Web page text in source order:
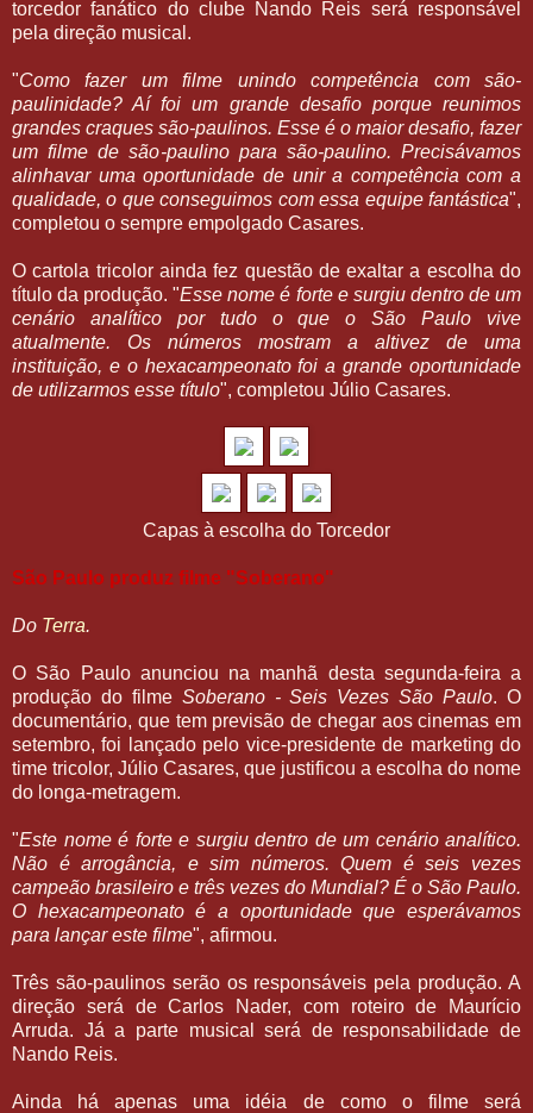
torcedor fanático do clube Nando Reis será responsável
pela direção musical.
"Como fazer um filme unindo competência com são-
paulinidade? Aí foi um grande desafio porque reunimos
grandes craques são-paulinos. Esse é o maior desafio, fazer
um filme de são-paulino para são-paulino. Precisávamos
alinhavar uma oportunidade de unir a competência com a
qualidade, o que conseguimos com essa equipe fantástica",
completou o sempre empolgado Casares.
O cartola tricolor ainda fez questão de exaltar a escolha do
título da produção. "Esse nome é forte e surgiu dentro de um
cenário analítico por tudo o que o São Paulo vive
atualmente. Os números mostram a altivez de uma
instituição, e o hexacampeonato foi a grande oportunidade
de utilizarmos esse título", completou Júlio Casares.
Capas à escolha do Torcedor
São Paulo produz filme "Soberano"
Do Terra.
O São Paulo anunciou na manhã desta segunda-feira a
produção do filme Soberano - Seis Vezes São Paulo. O
documentário, que tem previsão de chegar aos cinemas em
setembro, foi lançado pelo vice-presidente de marketing do
time tricolor, Júlio Casares, que justificou a escolha do nome
do longa-metragem.
"Este nome é forte e surgiu dentro de um cenário analítico.
Não é arrogância, e sim números. Quem é seis vezes
campeão brasileiro e três vezes do Mundial? É o São Paulo.
O hexacampeonato é a oportunidade que esperávamos
para lançar este filme", afirmou.
Três são-paulinos serão os responsáveis pela produção. A
direção será de Carlos Nader, com roteiro de Maurício
Arruda. Já a parte musical será de responsabilidade de
Nando Reis.
Ainda há apenas uma idéia de como o filme será